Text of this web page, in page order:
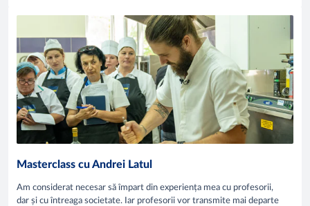
Masterclass cu Andrei Latul
Am considerat necesar să împart din experiența mea cu profesorii,
dar și cu întreaga societate. Iar profesorii vor transmite mai departe